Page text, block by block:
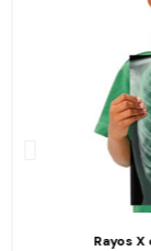
Rayos